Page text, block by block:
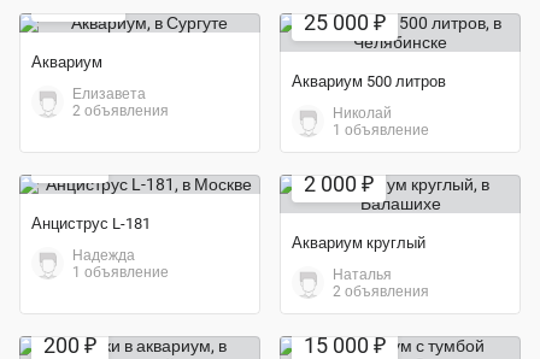
Аквариум
Елизавета
2 объявления
25 000 ₽
Аквариум 500 литров
Николай
1 объявление
Анциструс L-181
Надежда
1 объявление
2 000 ₽
Аквариум круглый
Наталья
2 объявления
200 ₽ 15 000 ₽